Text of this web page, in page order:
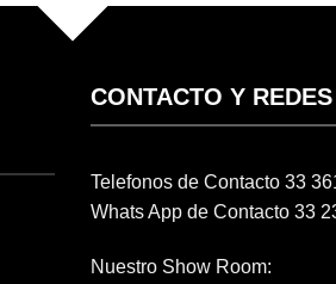
CONTACTO Y
Telefonos de Contacto 33
Whats App de Contacto 33
Nuestro Show Room: